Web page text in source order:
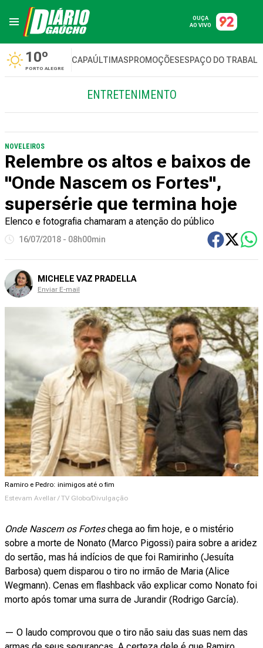
OUÇA
AO VIVO
10º
PORTO ALEGRE
CAPAÚLTIMASPROMOÇÕESESPAÇO DO
ENTRETENIMENTO
NOVELEIROS
Relembre os altos e baixos de
"Onde Nascem os Fortes",
supersérie que termina hoje
Elenco e fotografia chamaram a atenção do público
16/07/2018 - 08h00min
MICHELE VAZ PRADELLA
Enviar E-mail
Ramiro e Pedro: inimigos até o fim
Estevam Avellar / TV Globo/Divulgação
Onde Nascem os Forteschega ao fim hoje, e o mistério
sobre a morte de Nonato (Marco Pigossi) paira sobre a aridez
do sertão, mas há indícios de que foi Ramirinho (Jesuíta
Barbosa) quem disparou o tiro no irmão de Maria (Alice
Wegmann). Cenas em flashback vão explicar como Nonato foi
morto após tomar uma surra de Jurandir (Rodrigo García).
— O laudo comprovou que o tiro não saiu das suas nem das